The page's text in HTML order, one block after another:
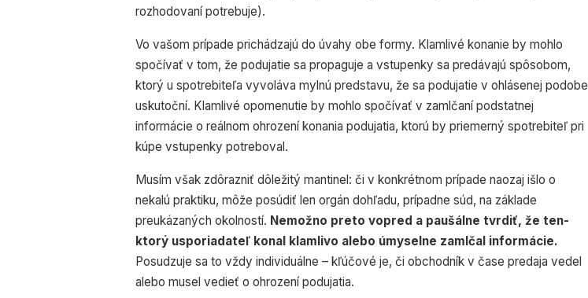
rozhodovaní potrebuje).
Vo vašom prípade prichádzajú do úvahy obe formy. Klamlivé konanie by mohlo
spočívať v tom, že podujatie sa propaguje a vstupenky sa predávajú spôsobom,
ktorý u spotrebiteľa vyvoláva mylnú predstavu, že sa podujatie v ohlásenej podobe
uskutoční. Klamlivé opomenutie by mohlo spočívať v zamlčaní podstatnej
informácie o reálnom ohrození konania podujatia, ktorú by priemerný spotrebiteľ pri
kúpe vstupenky potreboval.
Musím však zdôrazniť dôležitý mantinel: či v konkrétnom prípade naozaj išlo o
nekalú praktiku, môže posúdiť len orgán dohľadu, prípadne súd, na základe
preukázaných okolností. Nemožno preto vopred a paušálne tvrdiť, že ten-
ktorý usporiadateľ konal klamlivo alebo úmyselne zamlčal informácie.
Posudzuje sa to vždy individuálne – kľúčové je, či obchodník v čase predaja vedel
alebo musel vedieť o ohrození podujatia.